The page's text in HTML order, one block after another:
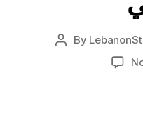
Post
By